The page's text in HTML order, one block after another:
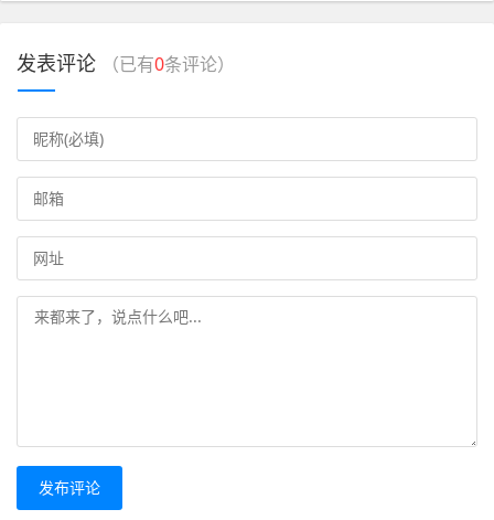
发表评论 （已有0条评论）
发布评论